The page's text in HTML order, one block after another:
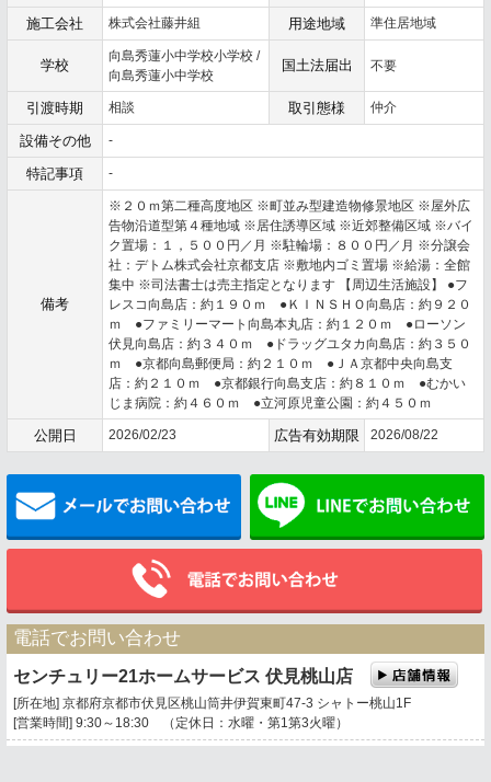
施工会社 株式会社藤井組 用途地域 準住居地域
学校
向島秀蓮小中学校小学校 /
向島秀蓮小中学校
国土法届出 不要
引渡時期 相談 取引態様 仲介
設備その他 -
特記事項 -
備考
※２０ｍ第二種高度地区 ※町並み型建造物修景地区 ※屋外広
告物沿道型第４種地域 ※居住誘導区域 ※近郊整備区域 ※バイ
ク置場：１，５００円／月 ※駐輪場：８００円／月 ※分譲会
社：デトム株式会社京都支店 ※敷地内ゴミ置場 ※給湯：全館
集中 ※司法書士は売主指定となります 【周辺生活施設】 ●フ
レスコ向島店：約１９０ｍ ●ＫＩＮＳＨＯ向島店：約９２０
ｍ ●ファミリーマート向島本丸店：約１２０ｍ ●ローソン
伏見向島店：約３４０ｍ ●ドラッグユタカ向島店：約３５０
ｍ ●京都向島郵便局：約２１０ｍ ●ＪＡ京都中央向島支
店：約２１０ｍ ●京都銀行向島支店：約８１０ｍ ●むかい
じま病院：約４６０ｍ ●立河原児童公園：約４５０ｍ
公開日 2026/02/23 広告有効期限 2026/08/22
メールでお問い合わせ
電話でお問い合わせ
センチュリー21ホームサービス 伏見桃山店
[所在地] 京都府京都市伏見区桃山筒井伊賀東町47-3 シャトー桃山1F
[営業時間] 9:30～18:30 （定休日：水曜・第1第3火曜）